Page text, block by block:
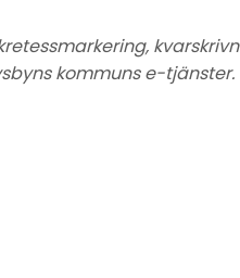
kommuns e-tjänster.